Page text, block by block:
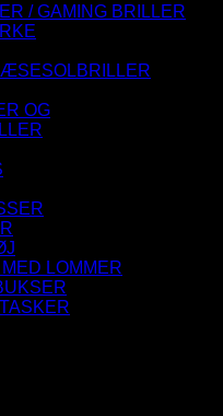
/ GAMING BRILLER
OG
LOMMER